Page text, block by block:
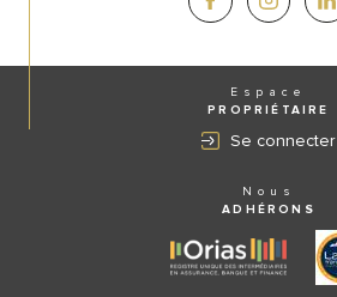
Espace
PROPRIÉTAIRE
Se connecter
Nous
ADHÉRONS